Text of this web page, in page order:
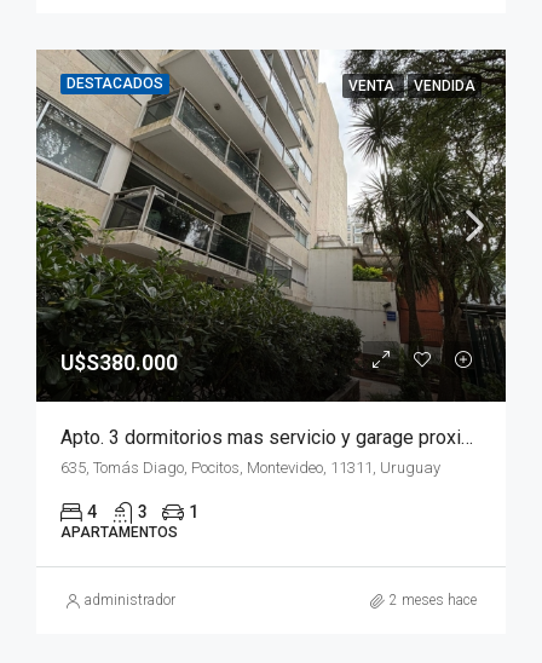
DESTACADOS VENTA VENDIDA
U$S380.000
Apto. 3 dormitorios mas servicio y garage proximo a Parque Villa Biarritz
635, Tomás Diago, Pocitos, Montevideo, 11311, Uruguay
4 3 1
APARTAMENTOS
administrador 2 meses hace